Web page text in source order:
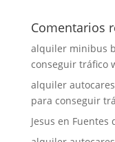
Comentarios
alquiler minibus
conseguir tráfico
alquiler
para conseguir
Jesus en Fuentes